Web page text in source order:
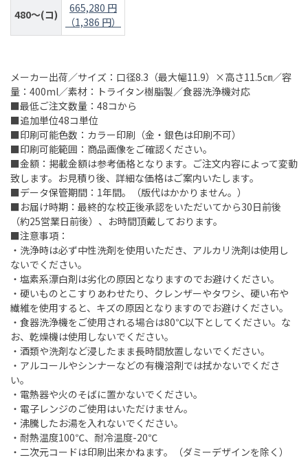
480～(コ)
665,280 円
（1,386 円）
メーカー出荷／サイズ：口径8.3（最大幅11.9）×高さ11.5㎝／容
量：400ml／素材：トライタン樹脂製／食器洗浄機対応
■最低ご注文数量：48コから
■追加単位48コ単位
■印刷可能色数：カラー印刷（金・銀色は印刷不可）
■印刷可能範囲：商品画像をご確認ください。
■金額：掲載金額は参考価格となります。ご注文内容によって変動
致します。お見積り後、詳細な価格はご案内いたします。
■データ保管期間：1年間。（版代はかかりません。）
■お届け時期：最終的な校正後承認をいただいてから30日前後
（約25営業日前後）、お時間頂戴しております。
■注意事項：
・洗浄時は必ず中性洗剤を使用いただき、アルカリ洗剤は使用し
ないでください。
・塩素系漂白剤は劣化の原因となりますのでお避けください。
・硬いものとこすりあわせたり、クレンザーやタワシ、硬い布や
繊維を使用すると、キズの原因となりますのでお避けください。
・食器洗浄機をご使用される場合は80℃以下としてください。な
お、乾燥機は使用しないでください。
・酒類や洗剤など浸したまま長時間放置しないでください。
・アルコールやシンナーなどの有機溶剤では拭かないでくださ
い。
・電熱器や火のそばに置かないでください。
・電子レンジのご使用はいただけません。
・沸騰したお湯を入れないでください。
・耐熱温度100℃、耐冷温度-20℃
・二次元コードは印刷出来かねます。（ダミーデザインを除く）